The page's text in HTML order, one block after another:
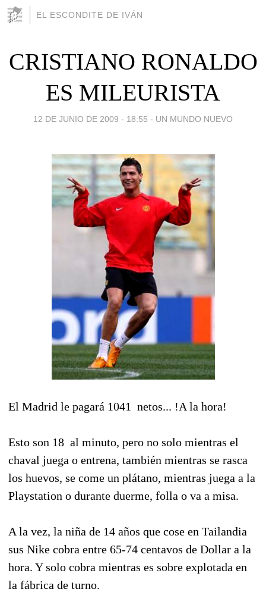
EL ESCONDITE DE IVÁN
CRISTIANO RONALDO
ES MILEURISTA
12 DE JUNIO DE 2009 - 18:55 - UN MUNDO NUEVO
El Madrid le pagará 1041  netos... !A la hora!
Esto son 18  al minuto, pero no solo mientras el
chaval juega o entrena, también mientras se rasca
los huevos, se come un plátano, mientras juega a la
Playstation o durante duerme, folla o va a misa.
A la vez, la niña de 14 años que cose en Tailandia
sus Nike cobra entre 65-74 centavos de Dollar a la
hora. Y solo cobra mientras es sobre explotada en
la fábrica de turno.